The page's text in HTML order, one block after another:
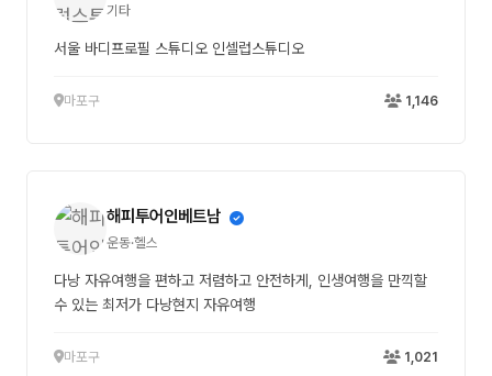
기타
서울 바디프로필 스튜디오 인셀럽스튜디오
마포구 1,146
해피투어인베트남
운동·헬스
다낭 자유여행을 편하고 저렴하고 안전하게, 인생여행을 만끽할
수 있는 최저가 다낭현지 자유여행
마포구 1,021